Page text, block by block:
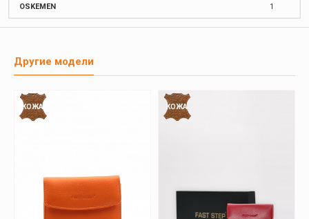
OSKEMEN 1
Другие модели
КОЖА КОЖА